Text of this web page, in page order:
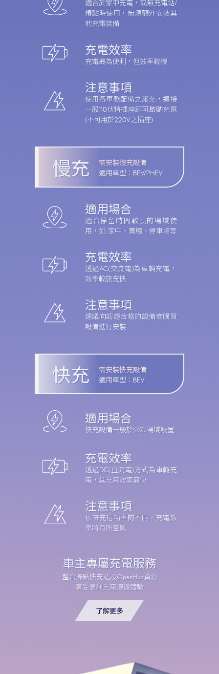
了解PHEV
RX
適合這樣的你
及油耗優勢，讓節能與生活也能完美融合。
油電作動原理
適合於家中充電，或無充電站/
樁點時使用，無須額外安裝其
他充電裝備
充電效率
充電最為便利，但效率較慢
注意事項
使用各車款配備之旅充，連接
一般110伏特插座即可啟動充電
(不可用於220V之插座)
慢充
需安裝慢充設備
適用車型： BEV/PHEV
適用場合
適合停留時間較長的場域使
用，如: 家中、賣場、停車場等
充電效率
透過AC(交流電)為車輛充電，
效率較旅充快
注意事項
建議向認證合格的設備商購買
設備進行安裝
快充
需安裝快充設備
適用車型： BEV
適用場合
快充設備一般於公眾場域設置
充電效率
透過DC(直流電)方式為車輛充
電，其充電效率最快
注意事項
依快充樁功率的不同，充電效
率將有所差異
車主專屬充電服務
整合據點快充站及OpenHub資源
享受便利充電漫遊體驗
了解更多